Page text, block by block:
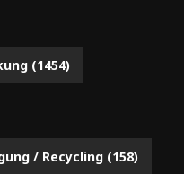
(1454)
/ Recycling (158)